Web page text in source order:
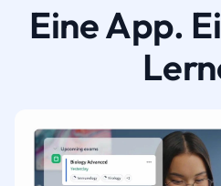
Eine App.